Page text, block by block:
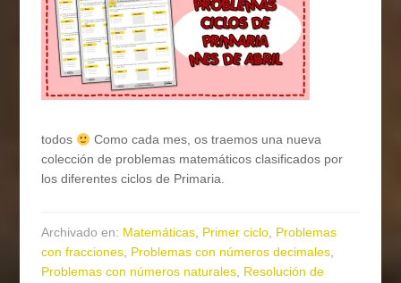
todos
Como cada mes, os traemos una nueva
colección de problemas matemáticos clasificados por
los diferentes ciclos de Primaria.
Archivado en: Matemáticas, Primer ciclo, Problemas
con fracciones, Problemas con números decimales,
Problemas con números naturales, Resolución de